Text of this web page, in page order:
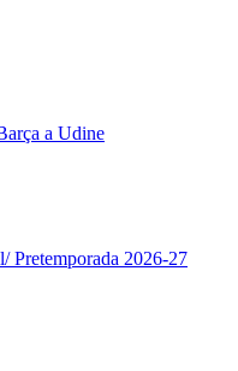
a Udine
Pretemporada 2026-27